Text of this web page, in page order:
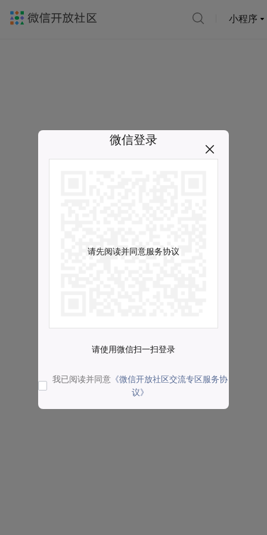
小程序
微信登录
请先阅读并同意服务协议
请使用微信扫一扫登录
我已阅读并同意 《微信开放社区交流专区服务协
议》